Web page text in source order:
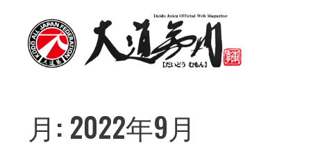
月: 2022年9月